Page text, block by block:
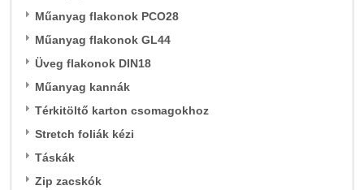
Műanyag flakonok PCO28
Műanyag flakonok GL44
Üveg flakonok DIN18
Műanyag kannák
Térkitöltő karton csomagokhoz
Stretch foliák kézi
Táskák
Zip zacskók